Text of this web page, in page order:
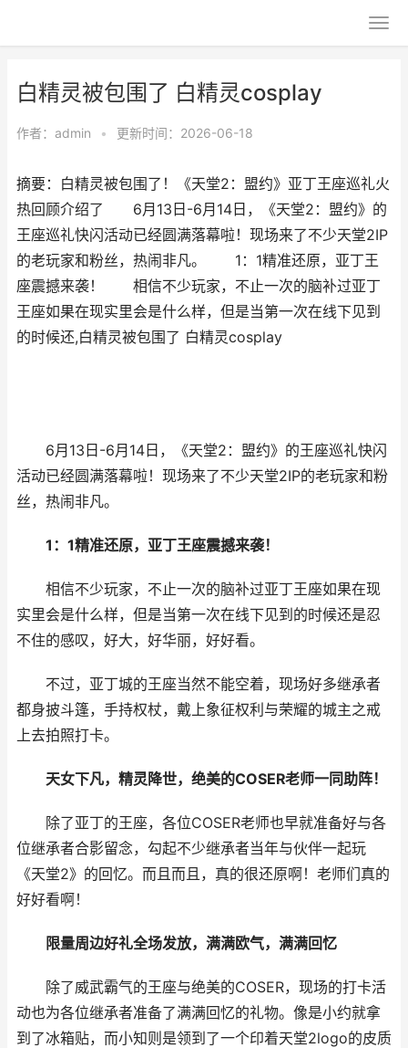
白精灵被包围了 白精灵cosplay
作者： admin • 更新时间：2026-06-18
摘要：白精灵被包围了！《天堂2：盟约》亚丁王座巡礼火
热回顾介绍了 6月13日-6月14日，《天堂2：盟约》的
王座巡礼快闪活动已经圆满落幕啦！现场来了不少天堂2IP
的老玩家和粉丝，热闹非凡。 1：1精准还原，亚丁王
座震撼来袭！ 相信不少玩家，不止一次的脑补过亚丁
王座如果在现实里会是什么样，但是当第一次在线下见到
的时候还,白精灵被包围了 白精灵cosplay
6月13日-6月14日，《天堂2：盟约》的王座巡礼快闪
活动已经圆满落幕啦！现场来了不少天堂2IP的老玩家和粉
丝，热闹非凡。
1：1精准还原，亚丁王座震撼来袭！
相信不少玩家，不止一次的脑补过亚丁王座如果在现
实里会是什么样，但是当第一次在线下见到的时候还是忍
不住的感叹，好大，好华丽，好好看。
不过，亚丁城的王座当然不能空着，现场好多继承者
都身披斗篷，手持权杖，戴上象征权利与荣耀的城主之戒
上去拍照打卡。
天女下凡，精灵降世，绝美的COSER老师一同助阵！
除了亚丁的王座，各位COSER老师也早就准备好与各
位继承者合影留念，勾起不少继承者当年与伙伴一起玩
《天堂2》的回忆。而且而且，真的很还原啊！老师们真的
好好看啊！
限量周边好礼全场发放，满满欧气，满满回忆
除了威武霸气的王座与绝美的COSER，现场的打卡活
动也为各位继承者准备了满满回忆的礼物。像是小约就拿
到了冰箱贴，而小知则是领到了一个印着天堂2logo的皮质